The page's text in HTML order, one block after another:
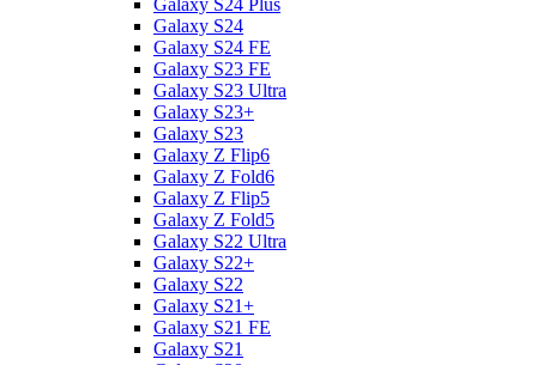
Galaxy S24 Plus
Galaxy S24
Galaxy S24 FE
Galaxy S23 FE
Galaxy S23 Ultra
Galaxy S23+
Galaxy S23
Galaxy Z Flip6
Galaxy Z Fold6
Galaxy Z Flip5
Galaxy Z Fold5
Galaxy S22 Ultra
Galaxy S22+
Galaxy S22
Galaxy S21+
Galaxy S21 FE
Galaxy S21